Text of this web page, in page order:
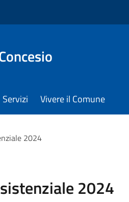
Servizi Vivere il Comune
2024
2024